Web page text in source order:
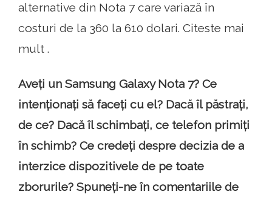
alternative din Nota 7 care variază în
costuri de la 360 la 610 dolari. Citeste mai
mult .
Aveți un Samsung Galaxy Nota 7? Ce
intenționați să faceți cu el? Dacă îl păstrați,
de ce? Dacă îl schimbați, ce telefon primiți
în schimb? Ce credeți despre decizia de a
interzice dispozitivele de pe toate
zborurile? Spuneți-ne în comentariile de